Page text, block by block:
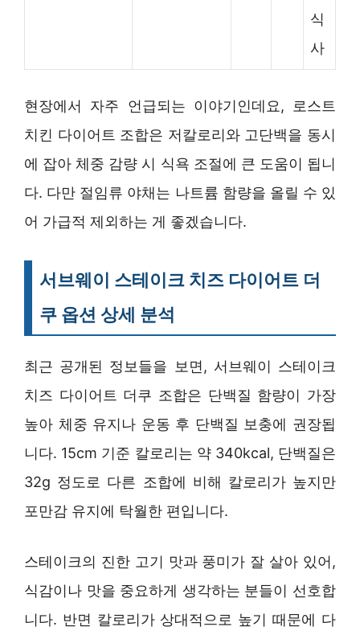
식
사
현장에서 자주 언급되는 이야기인데요, 로스트
치킨 다이어트 조합은 저칼로리와 고단백을 동시
에 잡아 체중 감량 시 식욕 조절에 큰 도움이 됩니
다. 다만 절임류 야채는 나트륨 함량을 올릴 수 있
어 가급적 제외하는 게 좋겠습니다.
서브웨이 스테이크 치즈 다이어트 더
쿠 옵션 상세 분석
최근 공개된 정보들을 보면, 서브웨이 스테이크
치즈 다이어트 더쿠 조합은 단백질 함량이 가장
높아 체중 유지나 운동 후 단백질 보충에 권장됩
니다. 15cm 기준 칼로리는 약 340kcal, 단백질은
32g 정도로 다른 조합에 비해 칼로리가 높지만
포만감 유지에 탁월한 편입니다.
스테이크의 진한 고기 맛과 풍미가 잘 살아 있어,
식감이나 맛을 중요하게 생각하는 분들이 선호합
니다. 반면 칼로리가 상대적으로 높기 때문에 다